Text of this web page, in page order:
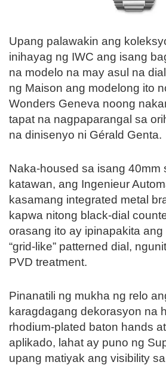
Upang palawakin ang
inihayag ng IWC ang isang
na modelo na may asul na
ng Maison ang modelong ito
Wonders Geneva noong
tapat na nagpaparangal sa
na dinisenyo ni Gérald Genta.
Naka-housed sa isang 40mm
katawan, ang Ingenieur
kasamang integrated metal
kapwa nitong black-dial
orasang ito ay ipinapakita
“grid-like” patterned dial,
PVD treatment.
Pinanatili ng mukha ng relo
karagdagang dekorasyon na
rhodium-plated baton hands
aplikado, lahat ay puno ng
upang matiyak ang visibility